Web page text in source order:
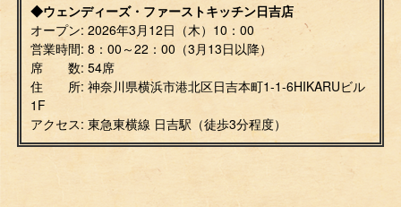
◆ウェンディーズ・ファーストキッチン日吉店
オープン: 2026年3月12日（木）10：00
営業時間: 8：00～22：00（3月13日以降）
席 数: 54席
住 所: 神奈川県横浜市港北区日吉本町1-1-6HIKARUビル
1F
アクセス: 東急東横線 日吉駅（徒歩3分程度）